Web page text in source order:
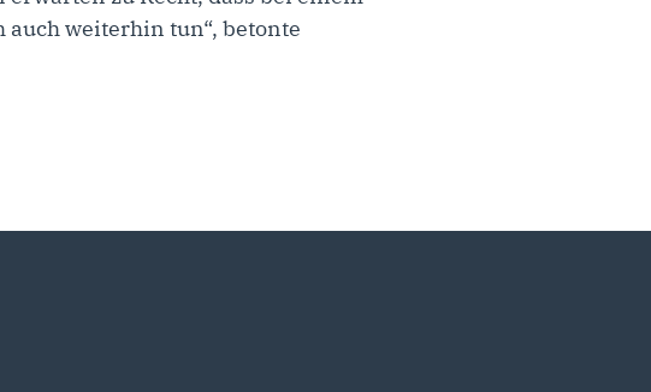
weiterhin tun“, betonte